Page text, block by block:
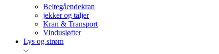
Beltegåendekran
jekker og taljer
Kran & Transport
Vindusløfter
Lys og strøm